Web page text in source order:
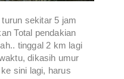
sekitar 5 jam
Total pendakian
tinggal 2 km lagi
dikasih umur
sini lagi, harus